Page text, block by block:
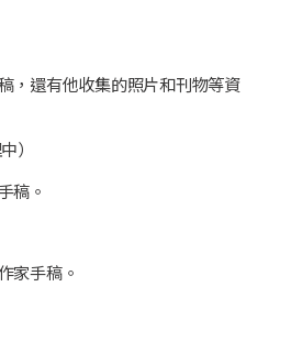
，還有他收集的照片和刊物等資
）
稿。
家手稿。